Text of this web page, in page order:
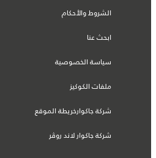
الشروط والأحكام
ابحث عنا
سياسة الخصوصية
ملفات الكوكيز
شركة جاكوارخريطة الموقع
شركة جاكوار لاند روڤر